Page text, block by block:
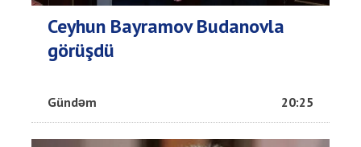
Ceyhun Bayramov Budanovla
görüşdü
Gündəm 20:25